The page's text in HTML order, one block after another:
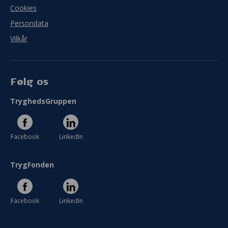
Cookies
Persondata
Vilkår
Følg os
TryghedsGruppen
Facebook LinkedIn
TrygFonden
Facebook LinkedIn